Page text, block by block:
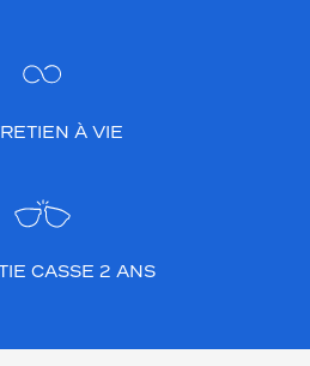
À VIE
CASSE 2 ANS